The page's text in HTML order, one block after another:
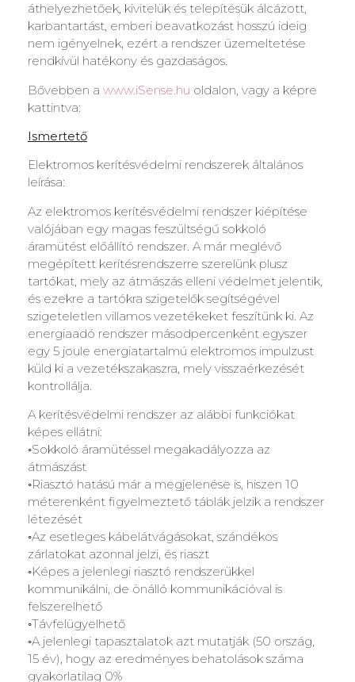
áthelyezhetőek, kivitelük és telepítésük álcázott,
karbantartást, emberi beavatkozást hosszú ideig
nem igényelnek, ezért a rendszer üzemeltetése
rendkívül hatékony és gazdaságos.
Bővebben a www.iSense.hu oldalon, vagy a képre
kattintva:
Ismertető
Elektromos kerítésvédelmi rendszerek általános
leírása:
Az elektromos kerítésvédelmi rendszer kiépítése
valójában egy magas feszültségű sokkoló
áramütést előállító rendszer. A már meglévő
megépített kerítésrendszerre szerelünk plusz
tartókat, mely az átmászás elleni védelmet jelentik,
és ezekre a tartókra szigetelők segítségével
szigeteletlen villamos vezetékeket feszítünk ki. Az
energiaadó rendszer másodpercenként egyszer
egy 5 joule energiatartalmú elektromos impulzust
küld ki a vezetékszakaszra, mely visszaérkezését
kontrollálja.
A kerítésvédelmi rendszer az alábbi funkciókat
képes ellátni:
◦Sokkoló áramütéssel megakadályozza az
átmászást
◦Riasztó hatású már a megjelenése is, hiszen 10
méterenként figyelmeztető táblák jelzik a rendszer
létezését
◦Az esetleges kábelátvágásokat, szándékos
zárlatokat azonnal jelzi, és riaszt
◦Képes a jelenlegi riasztó rendszerükkel
kommunikálni, de önálló kommunikációval is
felszerelhető
◦Távfelügyelhető
◦A jelenlegi tapasztalatok azt mutatják (50 ország,
15 év), hogy az eredményes behatolások száma
gyakorlatilag 0%